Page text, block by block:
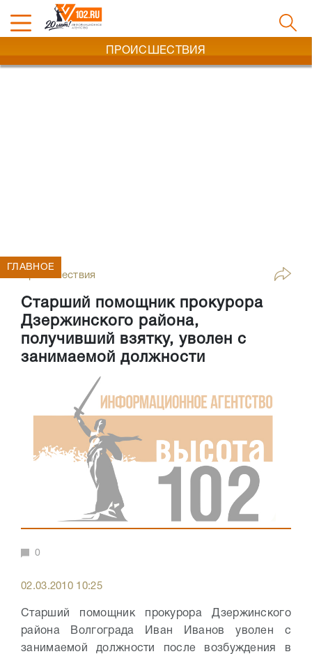
ПРОИСШЕСТВИЯ
Происшествия
Старший помощник прокурора
Дзержинского района,
получивший взятку, уволен с
занимаемой должности
ГЛАВНОЕ
0
02.03.2010 10:25
Старший помощник прокурора Дзержинского
района Волгограда Иван Иванов уволен с
занимаемой должности после возбуждения в